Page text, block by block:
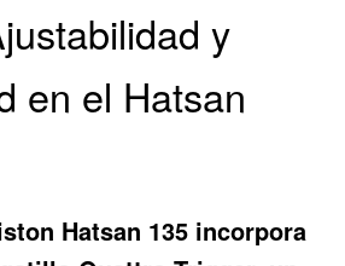
y
en el Hatsan
Hatsan 135 incorpora